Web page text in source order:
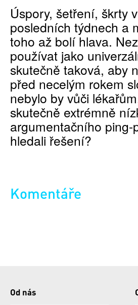
Úspory, šetření, škrty
posledních týdnech a
toho až bolí hlava.
používat jako
skutečně taková, aby
před necelým rokem
nebylo by vůči
skutečně extrémně
argumentačního
hledali řešení?
Komentáře
Od nás